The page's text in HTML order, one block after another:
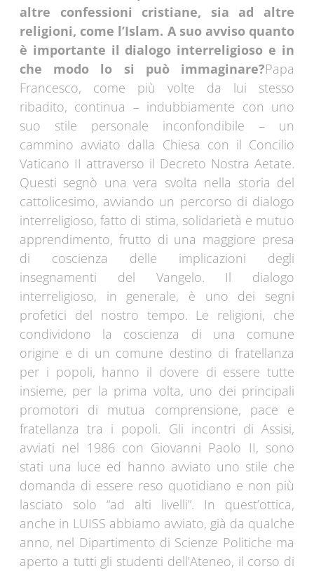
altre confessioni cristiane, sia ad altre
religioni, come l’Islam. A suo avviso quanto
è importante il dialogo interreligioso e in
che modo lo si può immaginare?Papa
Francesco, come più volte da lui stesso
ribadito, continua – indubbiamente con uno
suo stile personale inconfondibile – un
cammino avviato dalla Chiesa con il Concilio
Vaticano II attraverso il Decreto Nostra Aetate.
Questi segnò una vera svolta nella storia del
cattolicesimo, avviando un percorso di dialogo
interreligioso, fatto di stima, solidarietà e mutuo
apprendimento, frutto di una maggiore presa
di coscienza delle implicazioni degli
insegnamenti del Vangelo. Il dialogo
interreligioso, in generale, è uno dei segni
profetici del nostro tempo. Le religioni, che
condividono la coscienza di una comune
origine e di un comune destino di fratellanza
per i popoli, hanno il dovere di essere tutte
insieme, per la prima volta, uno dei principali
promotori di mutua comprensione, pace e
fratellanza tra i popoli. Gli incontri di Assisi,
avviati nel 1986 con Giovanni Paolo II, sono
stati una luce ed hanno avviato uno stile che
domanda di essere reso quotidiano e non più
lasciato solo “ad alti livelli”. In quest’ottica,
anche in LUISS abbiamo avviato, già da qualche
anno, nel Dipartimento di Scienze Politiche ma
aperto a tutti gli studenti dell’Ateneo, il corso di